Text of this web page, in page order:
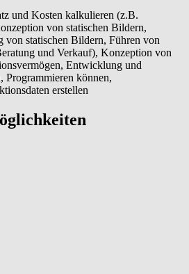
und Kosten kalkulieren (z.B.
von statischen Bildern,
von statischen Bildern, Führen von
und Verkauf), Konzeption von
Entwicklung und
Programmieren können,
erstellen